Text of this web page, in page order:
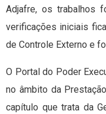
Adjafre, os trabalhos
verificações iniciais
de Controle Externo e
O Portal do Poder
no âmbito da
capítulo que trata da